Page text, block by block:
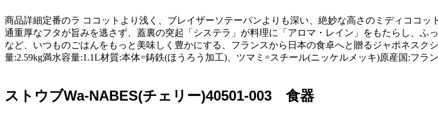
商品詳細定番のラ ココットより浅く、ブレイザーソテーパンよりも深い、絶妙な高さのミディココ
通重厚なフタが旨みを逃さず、蓋裏の突起「システラ」が料理に「アロマ・レイン」をもたらし、
など、いつものごはんをもっと美味しく豊かにする、フランスから日本の食卓へと贈るジャポネスク
量:2.59kg満水容量:1.1L材質:本体=鋳鉄(ほうろう加工)、ツマミ=スチール(ニッケルメッキ)原産国:フラ
ストウブWa-NABES(チェリー)40501-003 食器